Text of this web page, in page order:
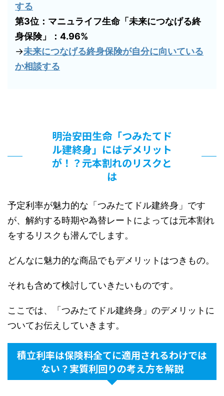
する
第3位：マニュライフ生命「未来につなげる終
身保険」：4.96%
→未来につなげる終身保険が自分に向いている
か相談する
明治安田生命「つみたてド
ル建終身」にはデメリット
が！？元本割れのリスクと
は
予定利率が魅力的な「つみたてドル建終身」です
が、解約する時期や為替レートによっては元本割れ
をするリスクも潜んでします。
どんなに魅力的な商品でもデメリットはつきもの。
それも含めて検討していきたいものです。
ここでは、「つみたてドル建終身」のデメリットに
ついてお伝えしていきます。
積立利率は保険料全てに適用されるわけでは
ない？実質利回りの考え方を解説